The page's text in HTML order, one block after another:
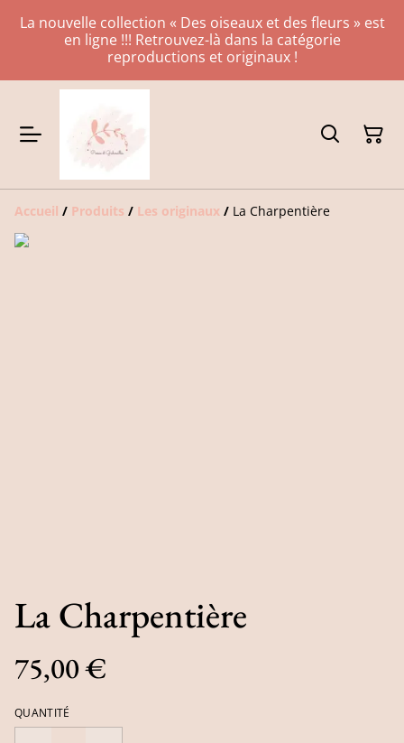
La nouvelle collection « Des oiseaux et des fleurs » est
en ligne !!! Retrouvez-là dans la catégorie
reproductions et originaux !
Accueil / Produits / Les originaux / La Charpentière
La Charpentière
75,00 €
QUANTITÉ